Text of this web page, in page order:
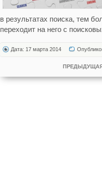
в результатах поиска, тем
переходит на него с
Дата: 17 марта 2014